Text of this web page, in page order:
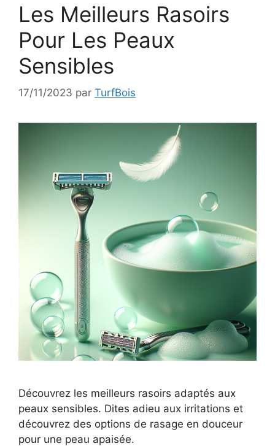
Les Meilleurs Rasoirs
Pour Les Peaux
Sensibles
17/11/2023 par TurfBois
Découvrez les meilleurs rasoirs adaptés aux
peaux sensibles. Dites adieu aux irritations et
découvrez des options de rasage en douceur
pour une peau apaisée.